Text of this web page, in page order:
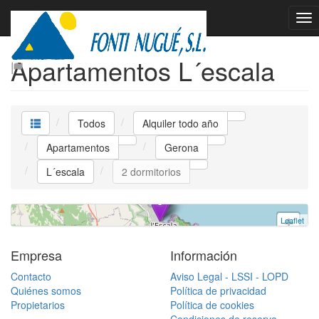
Alquiler todo año
Apartamentos L´escala
Todos
Alquiler todo año
Apartamentos
Gerona
L´escala
2 dormitorios
Apartamento
L´escala
2 dormitorios | 6 ocupantes | 690 €
Ref. Virgi 1.1. | Alquiler todo año
+
Leaflet
Empresa
Contacto
Quiénes somos
Propietarios
Información
Aviso Legal - LSSI - LOPD
Política de privacidad
Política de cookies